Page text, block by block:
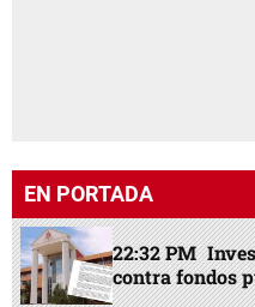
EN PORTADA
22:32 PM
contra fondos